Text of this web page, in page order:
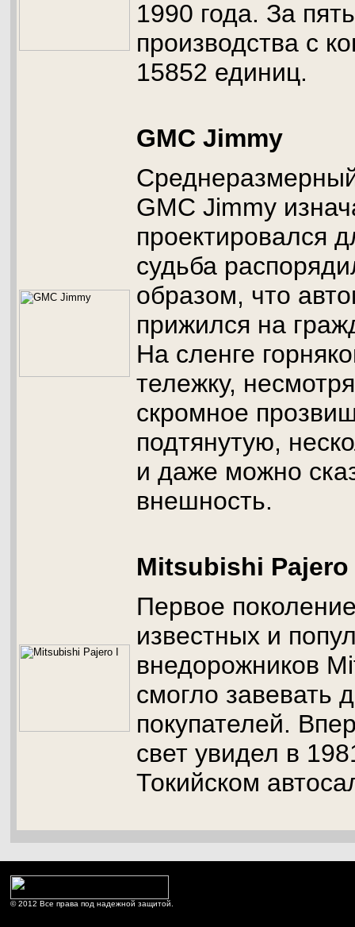
1990 года. За
производства с
15852 единиц.
GMC Jimmy
GMC Jimmy
проектировался
судьба
образом, что
прижился на
На сленге
тележку,
скромное
подтянутую,
и даже можно
внешность.
Mitsubishi Pajero
Первое
известных и
внедорожников
смогло завевать
покупателей.
свет увидел в
Токийском
© 2012 Все права под надежной защитой.